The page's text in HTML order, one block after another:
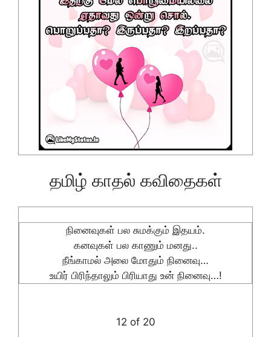
தமிழ் காதல் கவிதைகள்
நினைவுகள் பல சுமக்கும் இதயம்.
கனவுகள் பல காணும் மனது..
நீங்காமல் அலை மோதும் நினைவு…
உயிர் பிரிந்தாலும் பிரியாது உன் நினைவு…!
12 of 20